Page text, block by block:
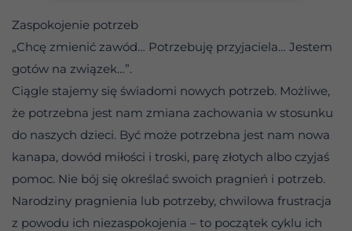
Zaspokojenie potrzeb
„Chcę zmienić zawód… Potrzebuję przyjaciela… Jestem
gotów na związek…”.
Ciągle stajemy się świadomi nowych potrzeb. Możliwe,
że potrzebna jest nam zmiana zachowania w stosunku
do naszych dzieci. Być może potrzebna jest nam nowa
kanapa, dowód miłości i troski, parę złotych albo czyjaś
pomoc. Nie bój się określać swoich pragnień i potrzeb.
Narodziny pragnienia lub potrzeby, chwilowa frustracja
z powodu ich niezaspokojenia – to początek cyklu ich